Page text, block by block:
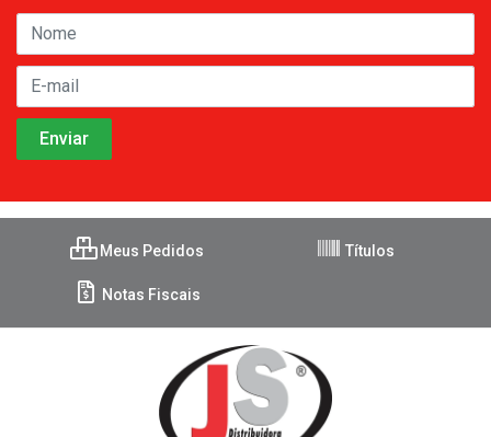
Meus Pedidos Títulos
Notas Fiscais